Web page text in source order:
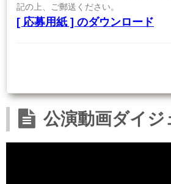
記の上、ご郵送ください。
[ 応募用紙 ] のダウンロード
公演動画ダイジ